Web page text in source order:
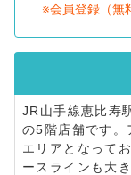
※会員登録（無
JR山手線恵比寿
の5階店舗です。
エリアとなって
ースラインも大